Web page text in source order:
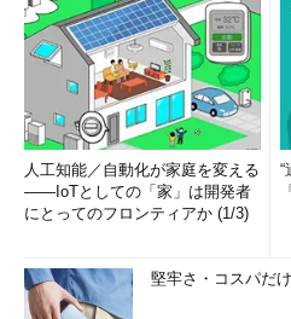
人工知能／自動化が家庭を変える
――IoTとしての「家」は開発者
にとってのフロンティアか (1/3)
堅牢さ・コスパだ